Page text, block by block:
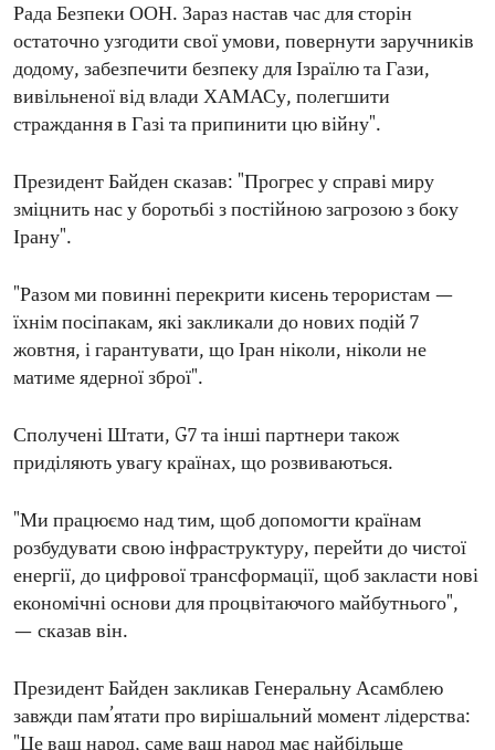
Рада Безпеки ООН. Зараз настав час для сторін
остаточно узгодити свої умови, повернути заручників
додому, забезпечити безпеку для Ізраїлю та Гази,
вивільненої від влади ХАМАСу, полегшити
страждання в Газі та припинити цю війну".
Президент Байден сказав: "Прогрес у справі миру
зміцнить нас у боротьбі з постійною загрозою з боку
Ірану".
"Разом ми повинні перекрити кисень терористам —
їхнім посіпакам, які закликали до нових подій 7
жовтня, і гарантувати, що Іран ніколи, ніколи не
матиме ядерної зброї".
Сполучені Штати, G7 та інші партнери також
приділяють увагу країнах, що розвиваються.
"Ми працюємо над тим, щоб допомогти країнам
розбудувати свою інфраструктуру, перейти до чистої
енергії, до цифрової трансформації, щоб закласти нові
економічні основи для процвітаючого майбутнього",
— сказав він.
Президент Байден закликав Генеральну Асамблею
завжди пам’ятати про вирішальний момент лідерства:
"Це ваш народ, саме ваш народ має найбільше